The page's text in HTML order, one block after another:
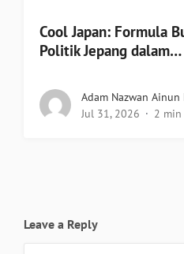
Cool Japan: Formula
Politik Jepang dalam…
Adam Nazwan Ainun
Jul 31, 2026
2 min
Leave a Reply